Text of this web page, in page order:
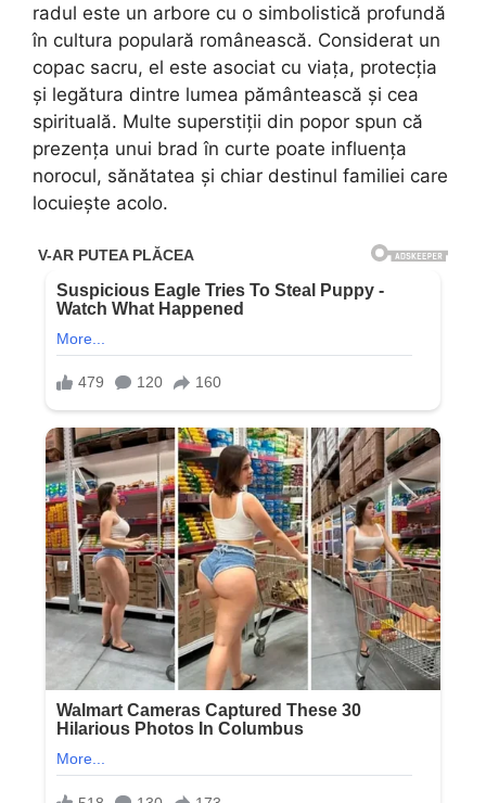
radul este un arbore cu o simbolistică profundă
în cultura populară românească. Considerat un
copac sacru, el este asociat cu viața, protecția
și legătura dintre lumea pământească și cea
spirituală. Multe superstiții din popor spun că
prezența unui brad în curte poate influența
norocul, sănătatea și chiar destinul familiei care
locuiește acolo.